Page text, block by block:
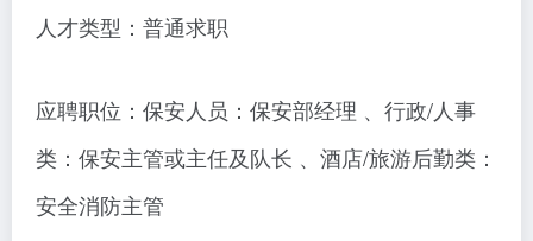
人才类型：普通求职
应聘职位：保安人员：保安部经理 、行政/人事
类：保安主管或主任及队长 、酒店/旅游后勤类：
安全消防主管